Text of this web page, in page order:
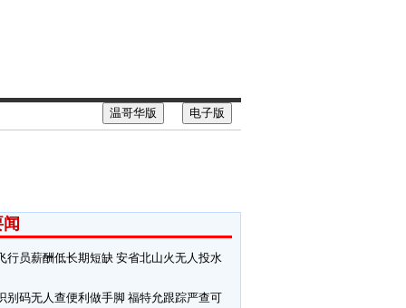
电子版
温哥华版
行员薪酬低长期短缺 安省北山火无人投水
别码无人查便利做手脚 福特允跟踪严查可